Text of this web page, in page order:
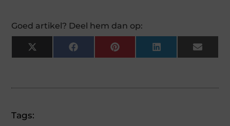
Goed artikel? Deel hem dan op:
X
(Twitter)
FacebookPinterestLinkedInEmail
Tags: